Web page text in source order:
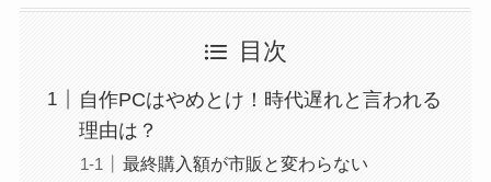
目次
自作PCはやめとけ！時代遅れと言われる
理由は？
最終購入額が市販と変わらない